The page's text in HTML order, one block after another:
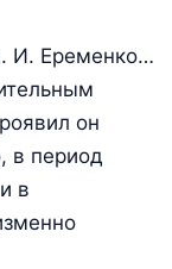
И. Еременко…
он
в период
в